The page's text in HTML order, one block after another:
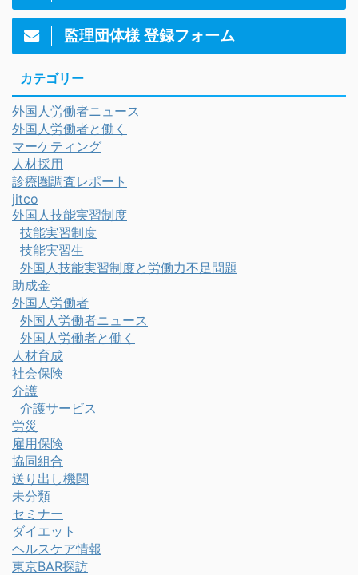
監理団体様 登録フォーム
カテゴリー
外国人労働者ニュース
外国人労働者と働く
マーケティング
人材採用
診療圏調査レポート
jitco
外国人技能実習制度
技能実習制度
技能実習生
外国人技能実習制度と労働力不足問題
助成金
外国人労働者
外国人労働者ニュース
外国人労働者と働く
人材育成
社会保険
介護
介護サービス
労災
雇用保険
協同組合
送り出し機関
未分類
セミナー
ダイエット
ヘルスケア情報
東京BAR探訪